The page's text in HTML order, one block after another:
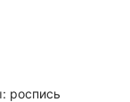
роспись